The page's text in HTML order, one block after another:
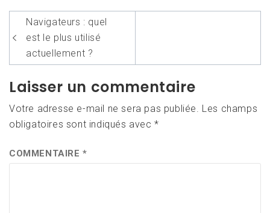
Navigation
de
l’article
Navigateurs : quel
est le plus utilisé
actuellement ?
Laisser un commentaire
Votre adresse e-mail ne sera pas publiée. Les champs
obligatoires sont indiqués avec*
COMMENTAIRE*